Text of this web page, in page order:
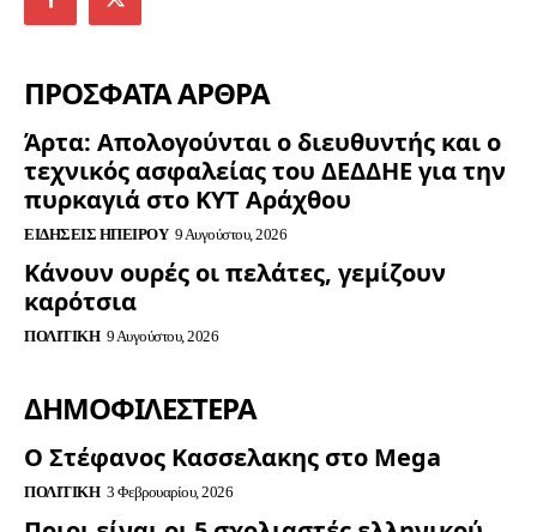
ΠΡΟΣΦΑΤΑ ΑΡΘΡΑ
Άρτα: Απολογούνται ο διευθυντής και ο
τεχνικός ασφαλείας του ΔΕΔΔΗΕ για την
πυρκαγιά στο ΚΥΤ Αράχθου
ΕΙΔΉΣΕΙΣ ΗΠΕΊΡΟΥ 9 Αυγούστου, 2026
Κάνουν ουρές οι πελάτες, γεμίζουν
καρότσια
ΠΟΛΙΤΙΚΉ 9 Αυγούστου, 2026
ΔΗΜΟΦΙΛΈΣΤΕΡΑ
Ο Στέφανος Κασσελακης στο Mega
ΠΟΛΙΤΙΚΉ 3 Φεβρουαρίου, 2026